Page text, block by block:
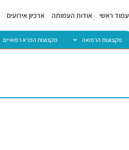
עמוד ראשי אודות העמותה ארכיון אירועים
מקצועות הרפואה מקצועות הפרא רפואיים